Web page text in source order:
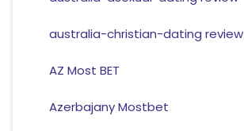
australia-christian-dating review
AZ Most BET
Azerbajany Mostbet